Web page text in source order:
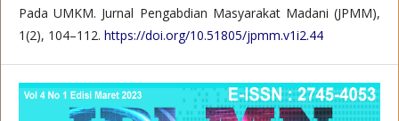
Pada UMKM. Jurnal Pengabdian Masyarakat Madani (JPMM),
1(2), 104–112. https://doi.org/10.51805/jpmm.v1i2.44